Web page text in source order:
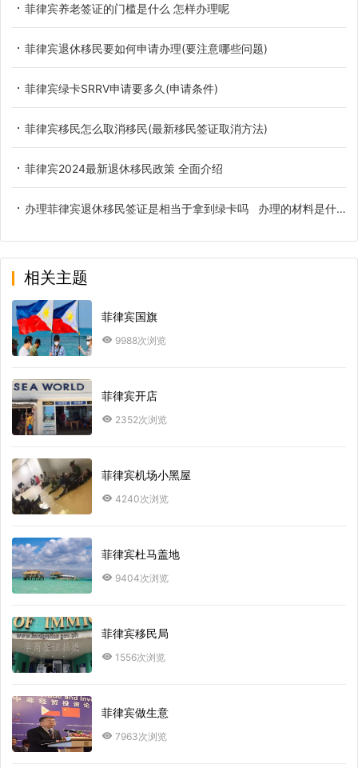
菲律宾养老签证的门槛是什么 怎样办理呢
菲律宾退休移民要如何申请办理(要注意哪些问题)
菲律宾绿卡SRRV申请要多久(申请条件)
菲律宾移民怎么取消移民(最新移民签证取消方法)
菲律宾2024最新退休移民政策 全面介绍
办理菲律宾退休移民签证是相当于拿到绿卡吗 办理的材料是什么
相关主题
菲律宾国旗
9988次浏览
菲律宾开店
2352次浏览
菲律宾机场小黑屋
4240次浏览
菲律宾杜马盖地
9404次浏览
菲律宾移民局
1556次浏览
菲律宾做生意
7963次浏览